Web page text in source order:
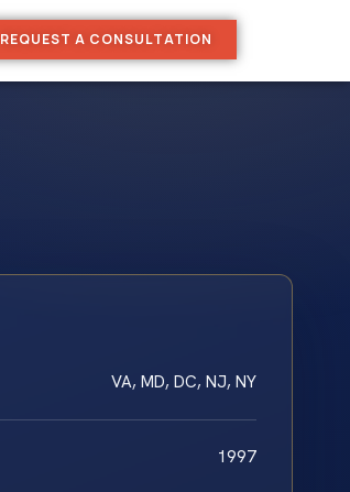
REQUEST A CONSULTATION
VA, MD, DC, NJ, NY
1997